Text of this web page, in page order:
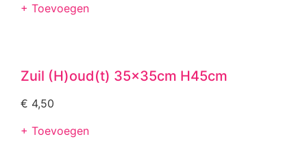
+ Toevoegen
Zuil (H)oud(t) 35x35cm H45cm
€ 4,50
+ Toevoegen